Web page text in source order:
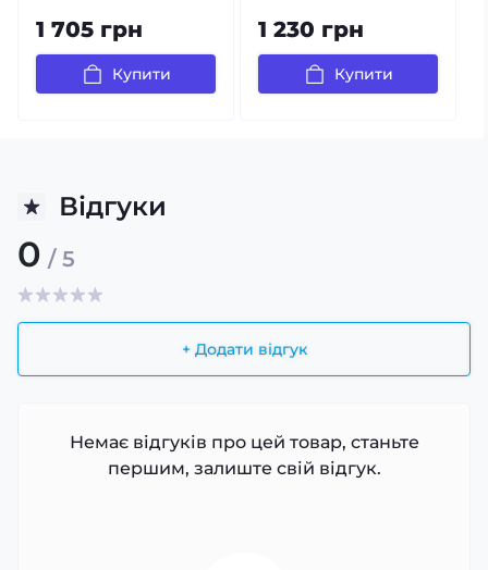
1 705 грн
Купити
1 230 грн
Купити
Відгуки
0 / 5
+ Додати відгук
Немає відгуків про цей товар, станьте
першим, залиште свій відгук.